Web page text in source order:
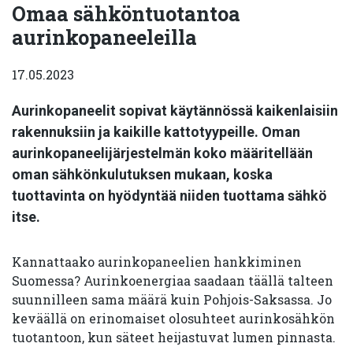
Omaa sähköntuotantoa
aurinkopaneeleilla
17.05.2023
Aurinkopaneelit sopivat käytännössä kaikenlaisiin
rakennuksiin ja kaikille kattotyypeille. Oman
aurinkopaneelijärjestelmän koko määritellään
oman sähkönkulutuksen mukaan, koska
tuottavinta on hyödyntää niiden tuottama sähkö
itse.
Kannattaako aurinkopaneelien hankkiminen
Suomessa? Aurinkoenergiaa saadaan täällä talteen
suunnilleen sama määrä kuin Pohjois-Saksassa. Jo
keväällä on erinomaiset olosuhteet aurinkosähkön
tuotantoon, kun säteet heijastuvat lumen pinnasta.